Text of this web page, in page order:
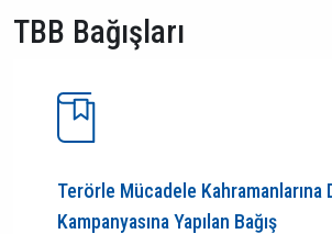
TBB Bağışları
Terörle Mücadele Kahramanlarına
Kampanyasına Yapılan Bağış